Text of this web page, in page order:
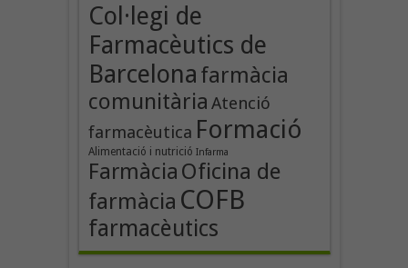
Col·legi de
Farmacèutics de
Barcelona farmàcia
comunitària Atenció
farmacèutica Formació
Alimentació i nutrició Infarma
Farmàcia Oficina de
farmàcia COFB
farmacèutics